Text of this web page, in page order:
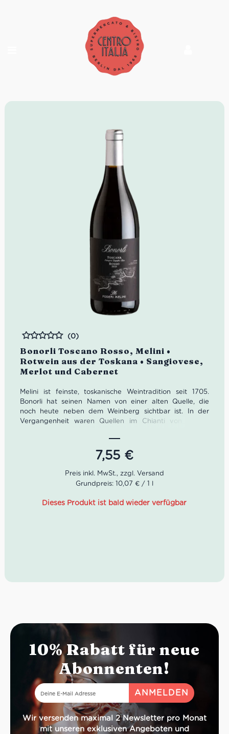
Bonorli Toscano Rosso, Melini •
Rotwein aus der Toskana • Sangiovese,
Merlot und Cabernet
Bewertet
(0)
Melini ist feinste, toskanische Weintradition seit 1705.
Bonorli hat seinen Namen von einer alten Quelle, die
noch heute neben dem Weinberg sichtbar ist. In der
Vergangenheit waren Quellen im Chianti von großer
Landes nicht leicht war, Quellwasser zu finden.
Melini mit 554 Hektar Rebfläche eines der größten
Weingüter der Toskana. Neben 80% Sangiovese sind
auch französische Sorten wie Cabernet Sauvignon und
Merlot in den Weingärten zu finden.
Farbe: Rubinrot
Geruch: Noten von reifen Früchten, Kaffee und
7,55 €
Grundpreis: 10,07 € / 1 l
Dieses Produkt ist bald wieder verfügbar
10% Rabatt für neue
Abonnenten!
Wir versenden maximal 2 Newsletter pro Monat
mit unseren exklusiven Angeboten und